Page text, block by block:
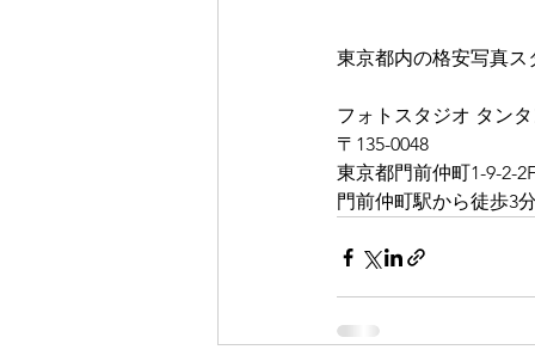
東京都内の格安写真ス
フォトスタジオ タン
〒135-0048
東京都門前仲町1-9-2-
門前仲町駅から徒歩3